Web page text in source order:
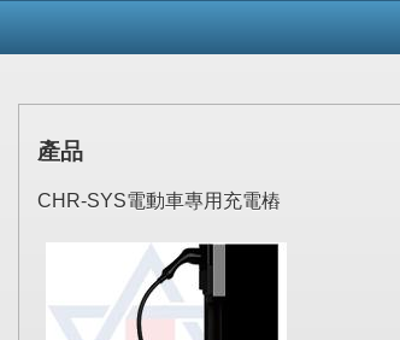
產品
CHR-SYS電動車專用充電樁